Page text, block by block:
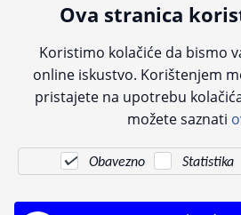
Sve navedene cijene sadrže PDV.
informacije, ali zbog tehnoloških ograničenja
kontaktirajte nas putem telefona:+385 23 231 761
Ova stranica
Koristimo kolačiće da bismo
online iskustvo. Korištenjem
pristajete na upotrebu
možete saznati
Obavezno Statistika